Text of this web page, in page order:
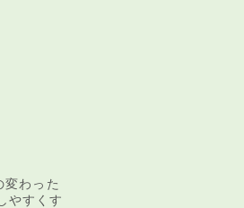
わった
やすくす